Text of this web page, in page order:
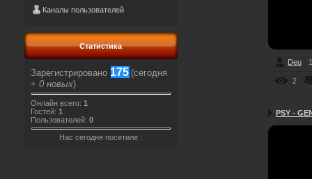
Каналы пользователей
Статистика
Зарегистрировано 175 (сегодня
+0 новых)
Онлайн всего:1
Гостей:1
Пользователей:0
Нас сегодня посетиле :
Deu
2
PSY -